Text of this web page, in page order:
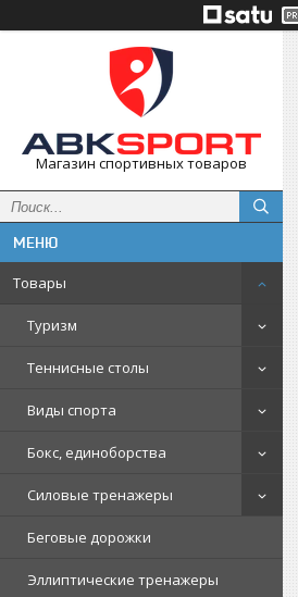
Магазин спортивных товаров
Товары
Туризм
Теннисные столы
Виды спорта
Бокс, единоборства
Силовые тренажеры
Беговые дорожки
Эллиптические тренажеры